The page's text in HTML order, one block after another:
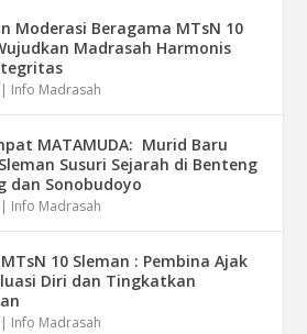
Moderasi Beragama MTsN 10
Madrasah Harmonis
| Info Madrasah
MATAMUDA: Murid Baru
Susuri Sejarah di Benteng
dan Sonobudoyo
| Info Madrasah
10 Sleman : Pembina Ajak
Diri dan Tingkatkan
| Info Madrasah